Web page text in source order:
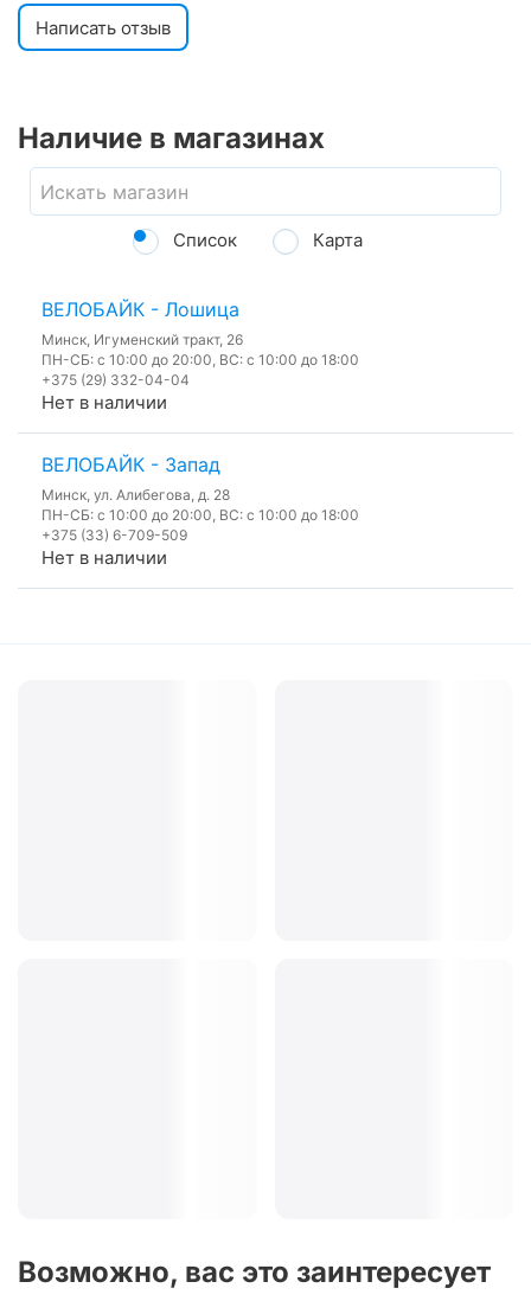
Написать отзыв
Наличие в магазинах
Список Карта
ВЕЛОБАЙК - Лошица
Минск, Игуменский тракт, 26
ПН-СБ: с 10:00 до 20:00, ВС: с 10:00 до 18:00
+375 (29) 332-04-04
Нет в наличии
ВЕЛОБАЙК - Запад
Минск, ул. Алибегова, д. 28
ПН-СБ: с 10:00 до 20:00, ВС: с 10:00 до 18:00
+375 (33) 6-709-509
Нет в наличии
Возможно, вас это заинтересует